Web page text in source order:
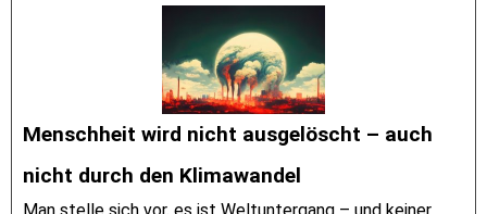
Menschheit wird nicht ausgelöscht – auch
nicht durch den Klimawandel